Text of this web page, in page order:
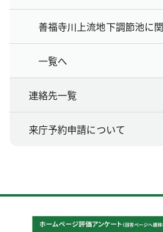
善福寺川上流地下調節池に
一覧へ
連絡先一覧
来庁予約申請について